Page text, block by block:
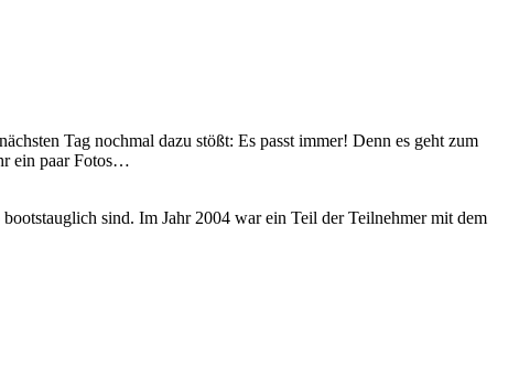
Tag nochmal dazu stößt: Es passt immer! Denn es geht zum
ein paar Fotos…
sind. Im Jahr 2004 war ein Teil der Teilnehmer mit dem